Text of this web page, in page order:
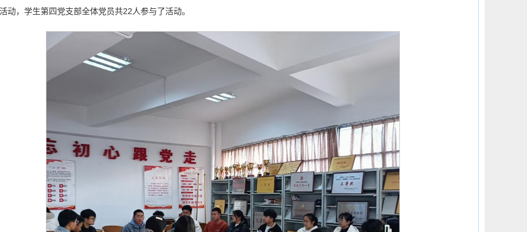
动，学生第四党支部全体党员共22人参与了活动。